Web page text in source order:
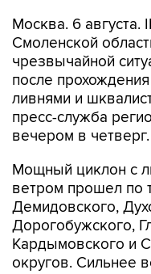
Москва. 6 августа.
Смоленской
чрезвычайной
после
ливнями и
пресс-служба
вечером в четверг.
Мощный циклон с
ветром прошел по
Демидовского,
Дорогобужского,
Кардымовского и
округов. Сильнее